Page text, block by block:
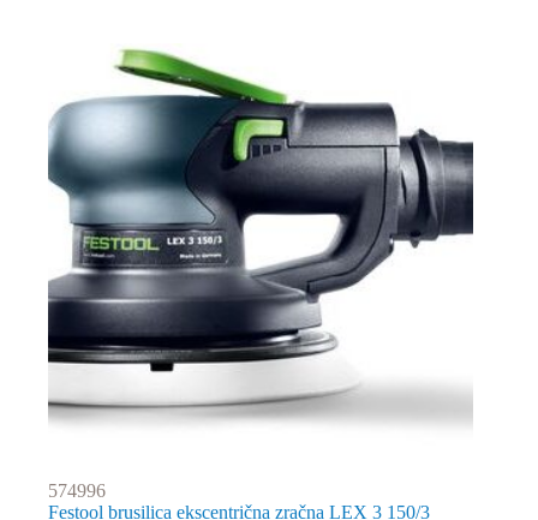
574996
Festool brusilica ekscentrična zračna LEX 3 150/3